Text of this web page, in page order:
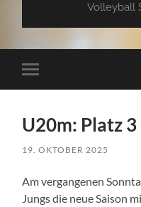
Volleyball
Mobile-
Menü
U20m: Platz
19. OKTOBER 2025
Am vergangenen
Jungs die neue Saison